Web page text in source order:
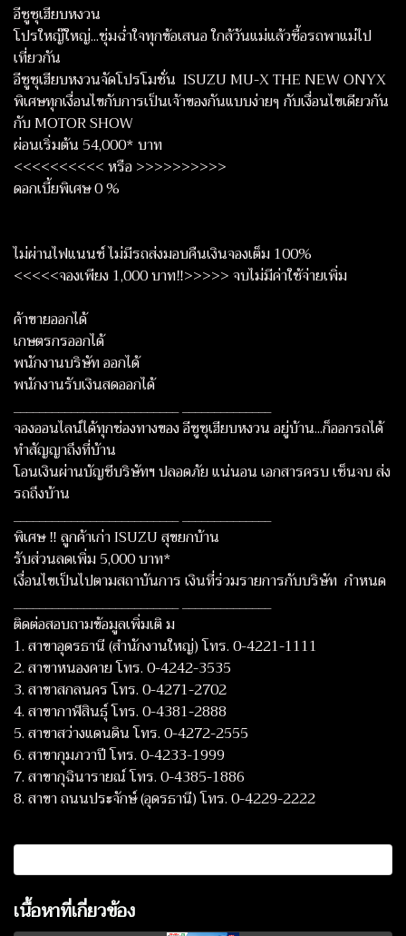
อีซูซุเฮียบหงวน
โปรใหญ๊ใหญ่...ชุ่มฉ่ำใจทุกข้อเสนอ ใกล้วันแม่แล้วซื้อรถพาแม่ไป
เที่ยวกัน
อีซูซุเฮียบหงวนจัดโปรโมชั่น ISUZU MU-X THE NEW ONYX
พิเศษทุกเงื่อนไขกับการเป็นเจ้าของกันแบบง่ายๆ กับเงื่อนไขเดียวกัน
กับ MOTOR SHOW
ผ่อนเริ่มต้น 54,000* บาท
<<<<<<<<<< หรือ >>>>>>>>>>
ดอกเบี้ยพิเศษ 0 %
ไม่ผ่านไฟแนนซ์ ไม่มีรถส่งมอบคืนเงินจองเต็ม 100%
<<<<<จองเพียง 1,000 บาท‼️>>>>> จบไม่มีค่าใช้จ่ายเพิ่ม
ค้าขายออกได้
เกษตรกรออกได้
พนักงานบริษัท ออกได้
พนักงานรับเงินสดออกได้
__________________________ ______________
จองออนไลน์ได้ทุกช่องทางของ อีซูซุเฮียบหงวน อยู่บ้าน...ก็ออกรถได้
ทำสัญญาถึงที่บ้าน
โอนเงินผ่านบัญชีบริษัทฯ ปลอดภัย แน่นอน เอกสารครบ เซ็นจบ ส่ง
รถถึงบ้าน
__________________________ ______________
พิเศษ ‼ ลูกค้าเก่า ISUZU สุขยกบ้าน
รับส่วนลดเพิ่ม 5,000 บาท*
เงื่อนไขเป็นไปตามสถาบันการ เงินที่ร่วมรายการกับบริษัท กำหนด
__________________________ ______________
ติดต่อสอบถามข้อมูลเพิ่มเติ ม
1. สาขาอุดรธานี (สำนักงานใหญ่) โทร. 0-4221-1111
2. สาขาหนองคาย โทร. 0-4242-3535
3. สาขาสกลนคร โทร. 0-4271-2702
4. สาขากาฬสินธุ์ โทร. 0-4381-2888
5. สาขาสว่างแดนดิน โทร. 0-4272-2555
6. สาขากุมภวาปี โทร. 0-4233-1999
7. สาขากุฉินารายณ์ โทร. 0-4385-1886
8. สาขา ถนนประจักษ์ (อุดรธานี) โทร. 0-4229-2222
เนื้อหาที่เกี่ยวข้อง